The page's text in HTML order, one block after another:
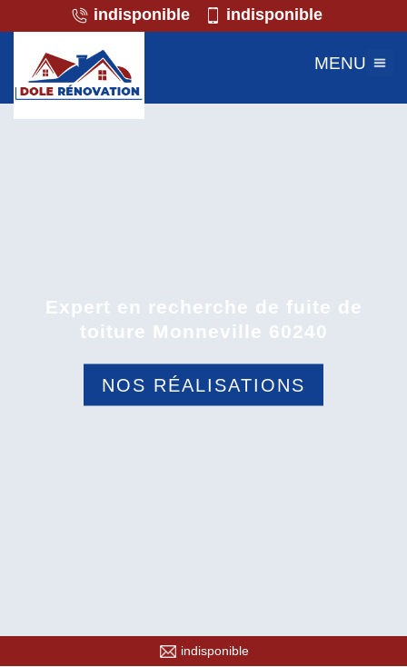
indisponible indisponible
MENU
Expert en recherche de fuite de
toiture Monneville 60240
NOS RÉALISATIONS
indisponible